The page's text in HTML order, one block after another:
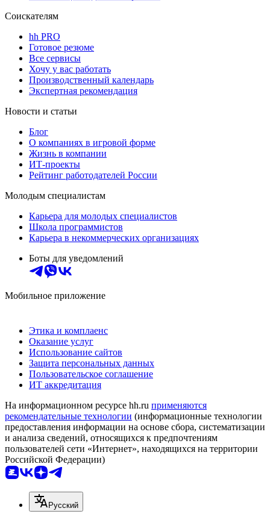
Соискателям
hh PRO
Готовое резюме
Все сервисы
Хочу у вас работать
Производственный календарь
Экспертная рекомендация
Новости и статьи
Блог
О компаниях в игровой форме
Жизнь в компании
ИТ-проекты
Рейтинг работодателей России
Молодым специалистам
Карьера для молодых специалистов
Школа программистов
Карьера в некоммерческих организациях
Боты для уведомлений
Мобильное приложение
Этика и комплаенс
Оказание услуг
Использование сайтов
Защита персональных данных
Пользовательское соглашение
ИТ аккредитация
На информационном ресурсе hh.ru применяются
рекомендательные технологии (информационные технологии
предоставления информации на основе сбора, систематизации
и анализа сведений, относящихся к предпочтениям
пользователей сети «Интернет», находящихся на территории
Российской Федерации)
Русский